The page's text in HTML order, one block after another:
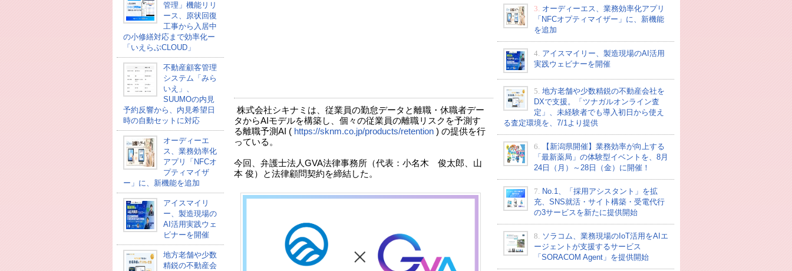
管理」機能リリ
ース、原状回復
工事から入居中
の小修繕対応まで効率化ー
「いえらぶCLOUD」
不動産顧客管理
システム「みら
いえ」、
SUUMOの内見
予約反響から、内見希望日
時の自動セットに対応
オーディーエ
ス、業務効率化
アプリ「NFCオ
プティマイザ
ー」に、新機能を追加
アイスマイリ
ー、製造現場の
AI活用実践ウェ
ビナーを開催
地方老舗や少数
精鋭の不動産会
株式会社シキナミは、従業員の勤怠データと離職・休職者デー
タからAIモデルを構築し、個々の従業員の離職リスクを予測す
る離職予測AI ( https://sknm.co.jp/products/retention) の提供を行
っている。
今回、弁護士法人GVA法律事務所（代表：小名木 俊太郎、山
本 俊）と法律顧問契約を締結した。
3. オーディーエス、業務効率化アプリ
「NFCオプティマイザー」に、新機能
を追加
4. アイスマイリー、製造現場のAI活用
実践ウェビナーを開催
5. 地方老舗や少数精鋭の不動産会社を
DXで支援。「ツナガルオンライン査
定」、未経験者でも導入初日から使え
る査定環境を、7/1より提供
6.
【新潟県開催】業務効率が向上する
「最新薬局」の体験型イベントを、8月
24日（月）～28日（金）に開催！
7. No.1、「採用アシスタント」を拡
充、SNS就活・サイト構築・受電代行
の3サービスを新たに提供開始
8.
ソラコム、業務現場のIoT活用をAIエ
ージェントが支援するサービス
「SORACOM Agent」を提供開始